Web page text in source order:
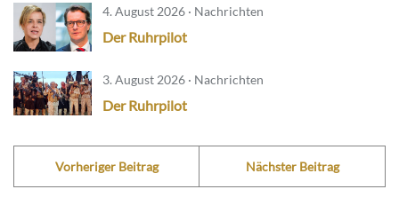
4. August 2026 · Nachrichten
Der Ruhrpilot
3. August 2026 · Nachrichten
Der Ruhrpilot
Vorheriger Beitrag Nächster Beitrag